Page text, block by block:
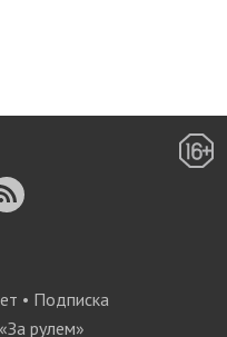
• Подписка
рулем»